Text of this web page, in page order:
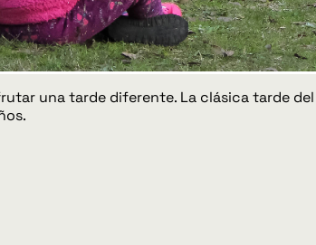
una tarde diferente. La clásica tarde